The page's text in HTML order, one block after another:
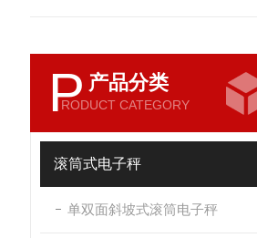
P 产品分类
RODUCT CATEGORY
滚筒式电子秤
单双面斜坡式滚筒电子秤